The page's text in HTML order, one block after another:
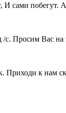
И сами
Просим Вас на
к нам